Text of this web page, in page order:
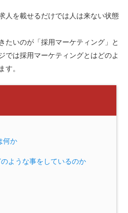
人を載せるだけでは人は来ない状態
たいのが「採用マーケティング」と
では採用マーケティングとはどのよ
す。
何か
ような事をしているのか